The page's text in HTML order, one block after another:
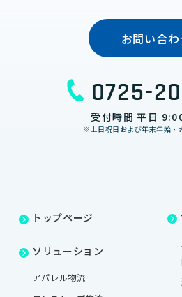
お問い合わ
0725-
受付時間 平日
※土日祝日および年末年始・
トップページ
ソリューション
アパレル物流